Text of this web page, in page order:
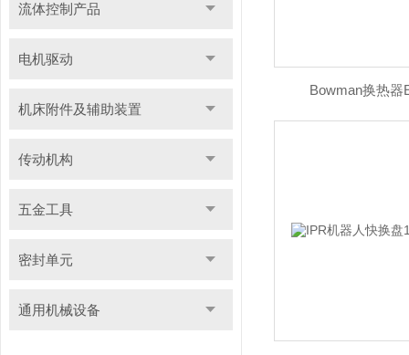
流体控制产品
电机驱动
机床附件及辅助装置
传动机构
五金工具
密封单元
通用机械设备
Bowman换热器